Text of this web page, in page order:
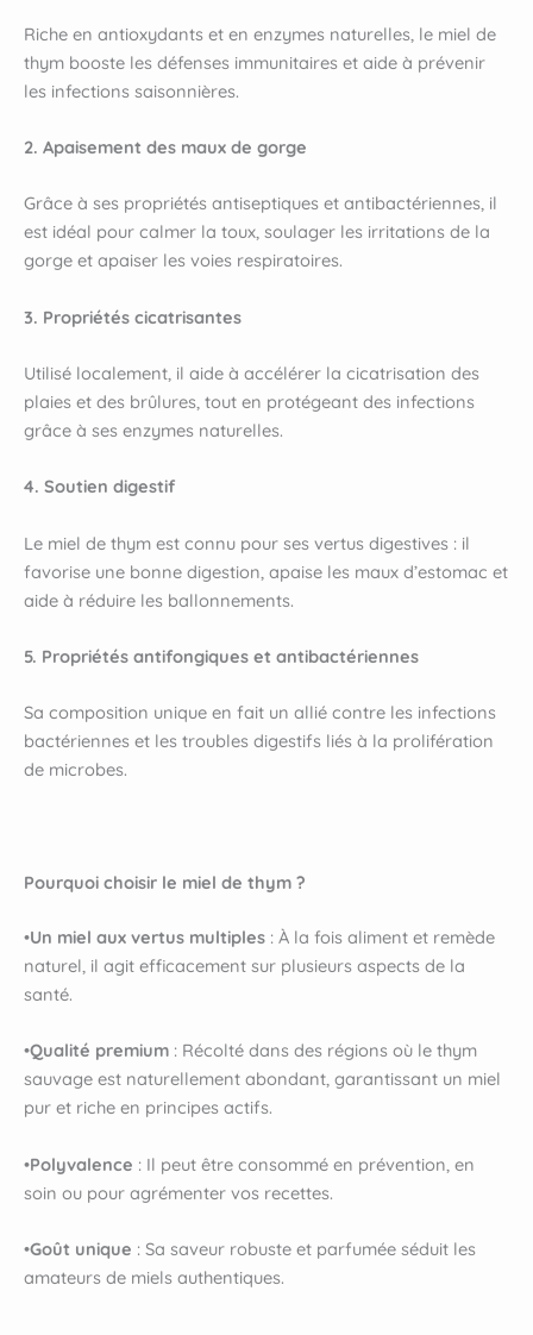
Riche en antioxydants et en enzymes naturelles, le miel de
thym booste les défenses immunitaires et aide à prévenir
les infections saisonnières.
2. Apaisement des maux de gorge
Grâce à ses propriétés antiseptiques et antibactériennes, il
est idéal pour calmer la toux, soulager les irritations de la
gorge et apaiser les voies respiratoires.
3. Propriétés cicatrisantes
Utilisé localement, il aide à accélérer la cicatrisation des
plaies et des brûlures, tout en protégeant des infections
grâce à ses enzymes naturelles.
4. Soutien digestif
Le miel de thym est connu pour ses vertus digestives : il
favorise une bonne digestion, apaise les maux d’estomac et
aide à réduire les ballonnements.
5. Propriétés antifongiques et antibactériennes
Sa composition unique en fait un allié contre les infections
bactériennes et les troubles digestifs liés à la prolifération
de microbes.
Pourquoi choisir le miel de thym ?
•Un miel aux vertus multiples : À la fois aliment et remède
naturel, il agit efficacement sur plusieurs aspects de la
santé.
•Qualité premium : Récolté dans des régions où le thym
sauvage est naturellement abondant, garantissant un miel
pur et riche en principes actifs.
•Polyvalence : Il peut être consommé en prévention, en
soin ou pour agrémenter vos recettes.
•Goût unique : Sa saveur robuste et parfumée séduit les
amateurs de miels authentiques.